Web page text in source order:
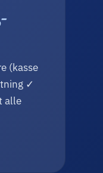
(kasse
✓
alle